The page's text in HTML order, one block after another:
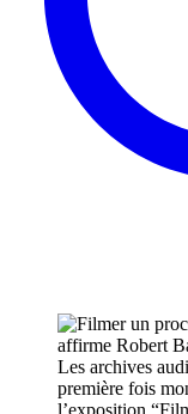
Les archives
première fois